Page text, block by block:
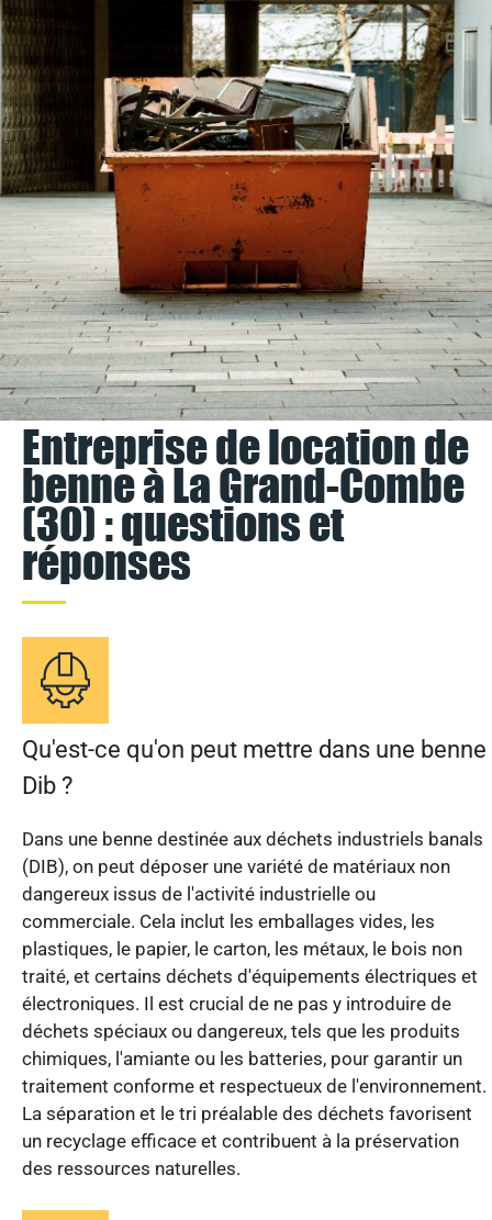
Entreprise de location de
benne à La Grand-Combe
(30) : questions et
réponses
Qu'est-ce qu'on peut mettre dans une benne
Dib ?
Dans une benne destinée aux déchets industriels banals
(DIB), on peut déposer une variété de matériaux non
dangereux issus de l'activité industrielle ou
commerciale. Cela inclut les emballages vides, les
plastiques, le papier, le carton, les métaux, le bois non
traité, et certains déchets d'équipements électriques et
électroniques. Il est crucial de ne pas y introduire de
déchets spéciaux ou dangereux, tels que les produits
chimiques, l'amiante ou les batteries, pour garantir un
traitement conforme et respectueux de l'environnement.
La séparation et le tri préalable des déchets favorisent
un recyclage efficace et contribuent à la préservation
des ressources naturelles.